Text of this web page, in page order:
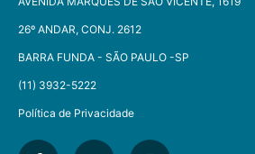
26º ANDAR, CONJ. 2612
BARRA FUNDA - SÃO PAULO -SP​
(11) 3932-5222
Política de Privacidade